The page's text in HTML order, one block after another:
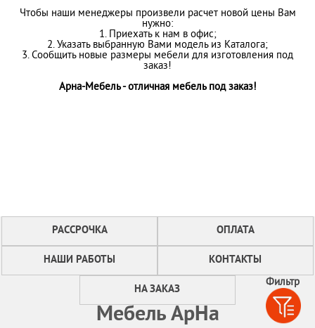
Фильтр
Чтобы наши менеджеры произвели расчет новой цены Вам
нужно:
1. Приехать к нам в офис;
2. Указать выбранную Вами модель из Каталога;
3. Сообщить новые размеры мебели для изготовления под
заказ!
Арна-Мебель - отличная мебель под заказ!
РАССРОЧКА ОПЛАТА
НАШИ РАБОТЫ КОНТАКТЫ
НА ЗАКАЗ
Мебель АрНа